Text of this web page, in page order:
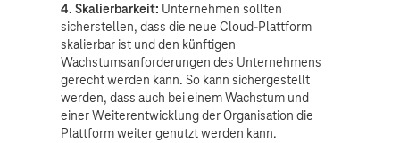
4. Skalierbarkeit: Unternehmen sollten
sicherstellen, dass die neue Cloud-Plattform
skalierbar ist und den künftigen
Wachstumsanforderungen des Unternehmens
gerecht werden kann. So kann sichergestellt
werden, dass auch bei einem Wachstum und
einer Weiterentwicklung der Organisation die
Plattform weiter genutzt werden kann.